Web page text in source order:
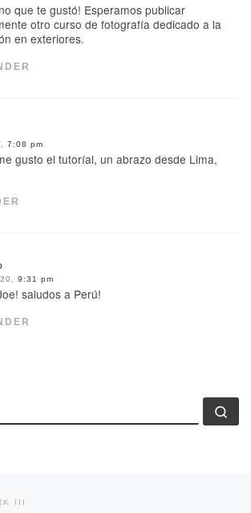
que te gustó! Esperamos publicar
otro curso de fotografía dedicado a la
en exteriores.
7:08 pm
gusto el tutoríal, un abrazo desde Lima,
9:31 pm
saludos a Perú!
de entradas
III